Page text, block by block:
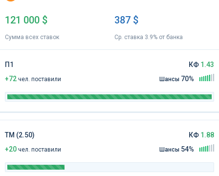
121 000 $
Сумма всех ставок
387 $
Ср. ставка 3.9% от банка
П1
+72 чел. поставили
КФ 1.43
Шансы 70%
ТМ (2.50)
+20 чел. поставили
КФ 1.88
Шансы 54%